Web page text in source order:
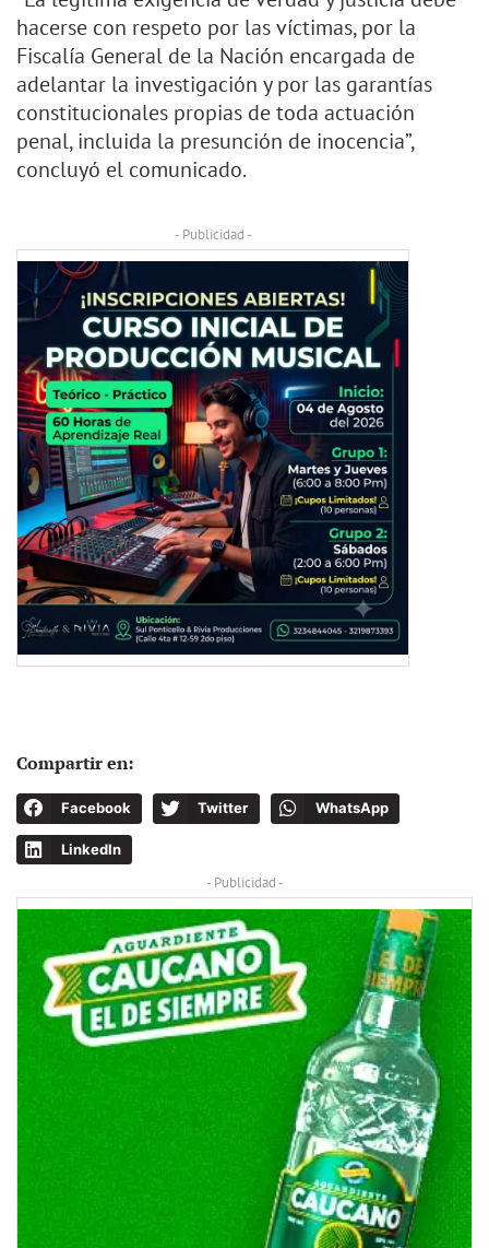
hacerse con respeto por las víctimas, por la
Fiscalía General de la Nación encargada de
adelantar la investigación y por las garantías
constitucionales propias de toda actuación
penal, incluida la presunción de inocencia”,
concluyó el comunicado.
- Publicidad -
Compartir en:
Facebook Twitter WhatsApp
LinkedIn
- Publicidad -